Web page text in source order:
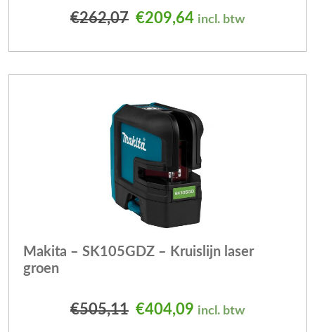
€262,07 Oorspronkelijke prijs
€209,64Huidige prijs is:
incl. btw
Makita – SK105GDZ – Kruislijn laser
groen
€505,11 Oorspronkelijke prijs
€404,09 Huidige prijs is:
incl. btw